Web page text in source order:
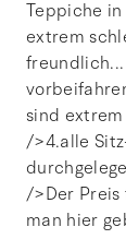
Teppiche
extrem
sind
/>4.alle
/>Der Preis
man hier